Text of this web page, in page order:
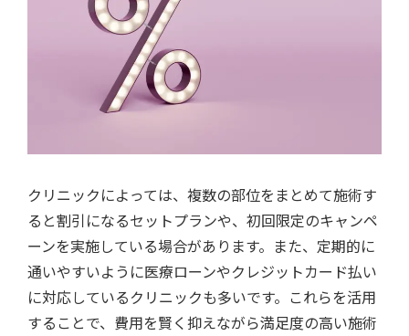
クリニックによっては、複数の部位をまとめて施術す
ると割引になるセットプランや、初回限定のキャンペ
ーンを実施している場合があります。また、定期的に
通いやすいように医療ローンやクレジットカード払い
に対応しているクリニックも多いです。これらを活用
することで、費用を賢く抑えながら満足度の高い施術